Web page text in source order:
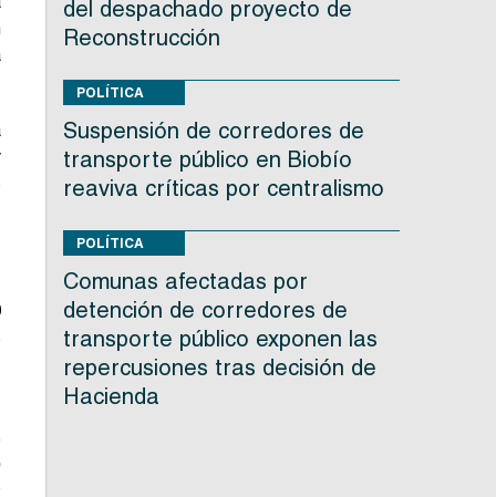
del despachado proyecto de
Reconstrucción
POLÍTICA
Suspensión de corredores de
transporte público en Biobío
reaviva críticas por centralismo
POLÍTICA
Comunas afectadas por
detención de corredores de
transporte público exponen las
repercusiones tras decisión de
Hacienda